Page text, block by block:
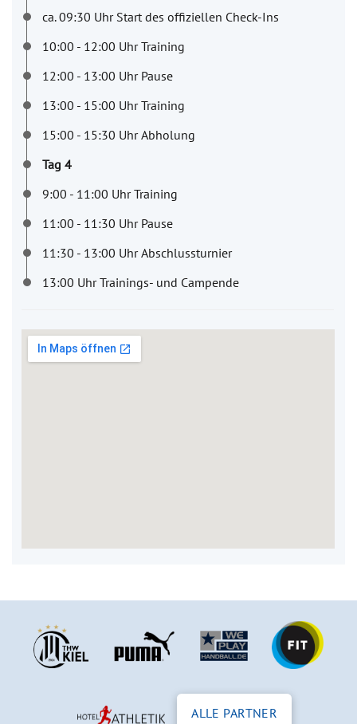
ca. 09:30 Uhr Start des offiziellen Check-Ins
10:00 - 12:00 Uhr Training
12:00 - 13:00 Uhr Pause
13:00 - 15:00 Uhr Training
15:00 - 15:30 Uhr Abholung
Tag 4
9:00 - 11:00 Uhr Training
11:00 - 11:30 Uhr Pause
11:30 - 13:00 Uhr Abschlussturnier
13:00 Uhr Trainings- und Campende
ALLE PARTNER